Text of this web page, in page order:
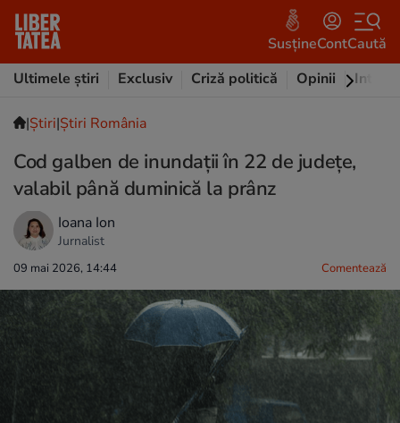
SusțineContCaută
Ultimele știri
Exclusiv Criză politică Opinii
|Ştiri|Știri România
Cod galben de inundații în 22 de județe,
valabil până duminică la prânz
Ioana Ion
Jurnalist
09 mai 2026, 14:44 Comentează